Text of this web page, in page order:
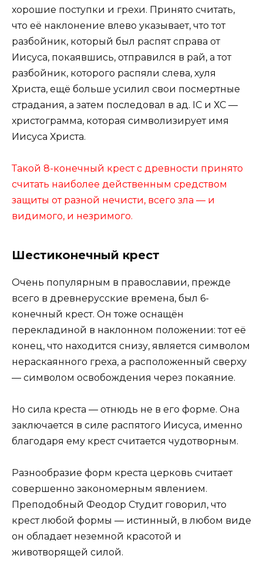
хорошие поступки и грехи. Принято считать,
что её наклонение влево указывает, что тот
разбойник, который был распят справа от
Иисуса, покаявшись, отправился в рай, а тот
разбойник, которого распяли слева, хуля
Христа, ещё больше усилил свои посмертные
страдания, а затем последовал в ад. IС и ХС —
христограмма, которая символизирует имя
Иисуса Христа.
Такой 8-конечный крест с древности принято
считать наиболее действенным средством
защиты от разной нечисти, всего зла — и
видимого, и незримого.
Шестиконечный крест
Очень популярным в православии, прежде
всего в древнерусские времена, был 6-
конечный крест. Он тоже оснащён
перекладиной в наклонном положении: тот её
конец, что находится снизу, является символом
нераскаянного греха, а расположенный сверху
— символом освобождения через покаяние.
Но сила креста — отнюдь не в его форме. Она
заключается в силе распятого Иисуса, именно
благодаря ему крест считается чудотворным.
Разнообразие форм креста церковь считает
совершенно закономерным явлением.
Преподобный Феодор Студит говорил, что
крест любой формы — истинный, в любом виде
он обладает неземной красотой и
животворящей силой.